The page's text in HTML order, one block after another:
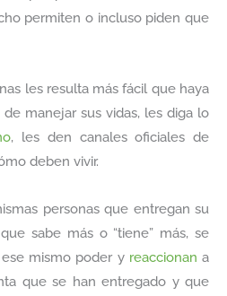
permiten o incluso piden que
les resulta más fácil que haya
manejar sus vidas, les diga lo
, les den canales oficiales de
deben vivir.
personas que entregan su
sabe más o “tiene” más, se
mismo poder y reaccionan a
que se han entregado y que